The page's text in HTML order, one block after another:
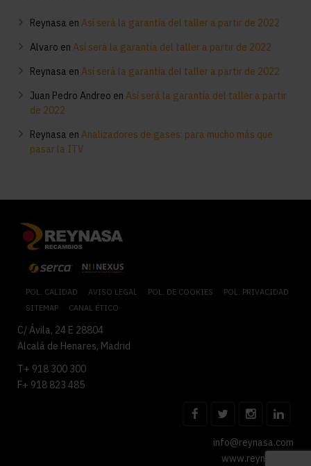
Reynasa en Así será la garantía del taller a partir de 2022
Alvaro en Así será la garantía del taller a partir de 2022
Reynasa en Así será la garantía del taller a partir de 2022
Juan Pedro Andreo en Así será la garantía del taller a partir
de 2022
Reynasa en Analizadores de gases: para mucho más que
pasar la ITV
POL. CALIDAD AVISO LEGAL POL. DE COOKIES
POL. PRIVACIDAD
SITEMAP
CANAL ÉTICO
C/ Ávila, 24 E 28804
Alcalá de Henares, Madrid
T+ 918 300 300
F+ 918 823 485
info@reynasa.com
www.reynasa.es